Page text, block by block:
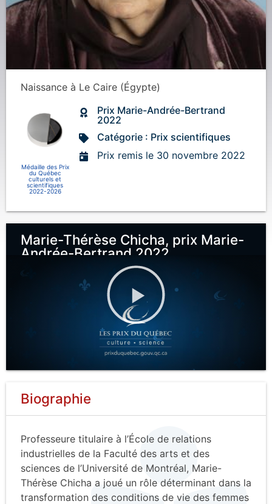
Naissance à Le Caire (Égypte)
Médaille des Prix
du Québec
culturels et
scientifiques
2022-2026
Prix Marie-Andrée-Bertrand
2022
Catégorie : Prix scientifiques
Prix remis le 30 novembre 2022
Marie-Thérèse Chicha, prix Marie-
Andrée-Bertrand 2022
Biographie
Professeure titulaire à l’École de relations
industrielles de la Faculté des arts et des
sciences de l’Université de Montréal, Marie-
Thérèse Chicha a joué un rôle déterminant dans la
transformation des conditions de vie des femmes